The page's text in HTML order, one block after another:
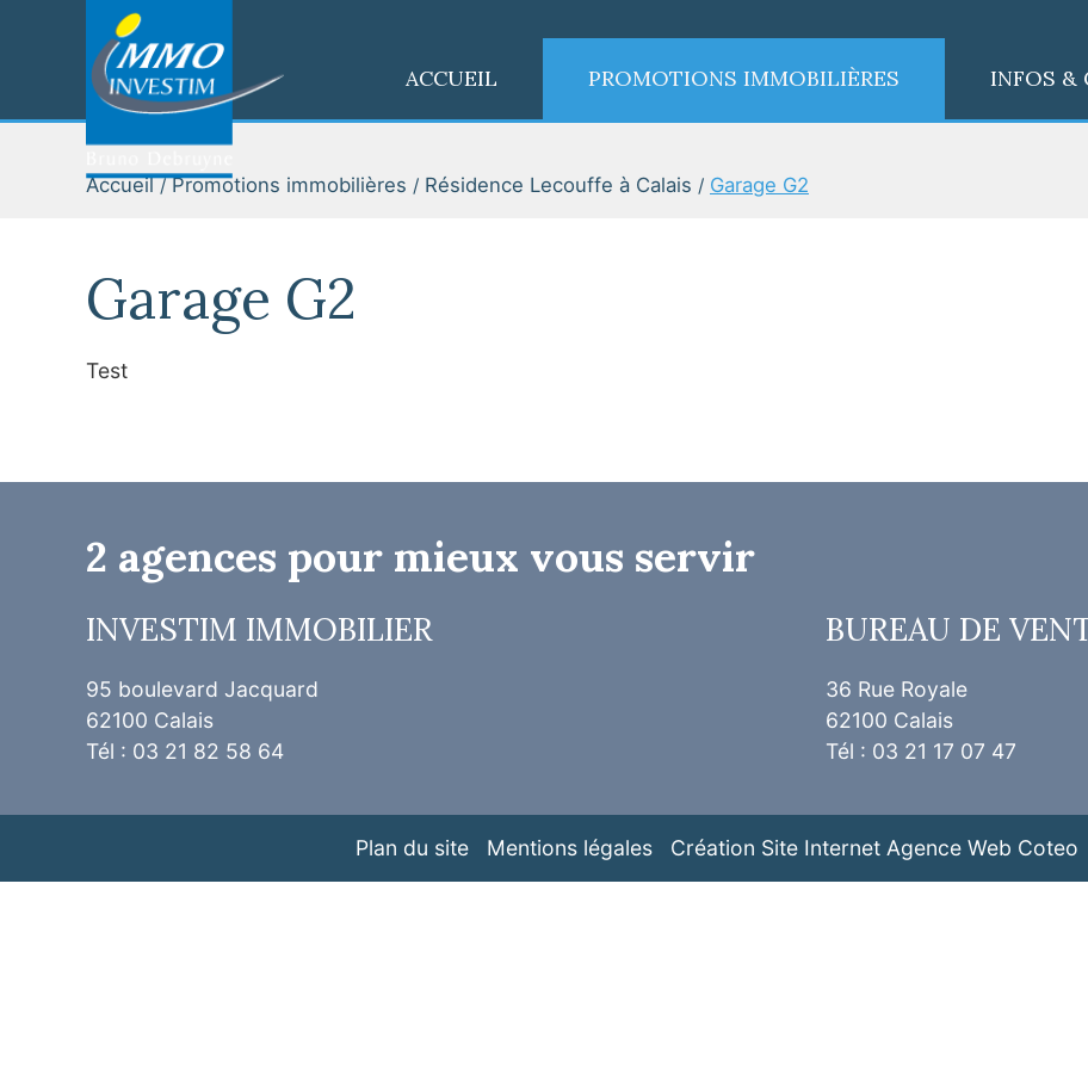
ACCUEIL PROMOTIONS IMMOBILIÈRES INFOS &
Accueil Promotions immobilières Résidence Lecouffe à Calais Garage G2
Garage G2
Test
2 agences pour mieux vous servir
INVESTIM IMMOBILIER
95 boulevard Jacquard
62100 Calais
Tél : 03 21 82 58 64
BUREAU DE
36 Rue Royale
62100 Calais
Tél : 03 21 17 07 47
Plan du site Mentions légales Création Site Internet Agence Web Coteo